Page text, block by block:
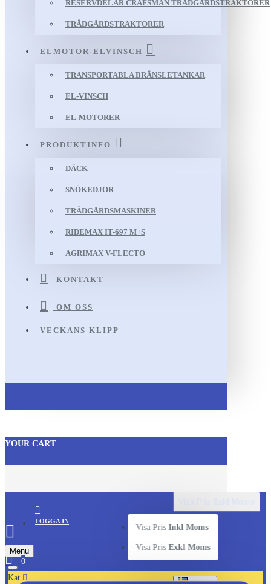
RESERVDELAR CRAFSMAN TRÄDGÅRDSTRAKTORER
TRÄDGÅRDSTRAKTORER
ELMOTOR-ELVINSCH
TRANSPORTABLA BRÄNSLETANKAR
EL-VINSCH
EL-MOTORER
PRODUKTINFO
DÄCK
SNÖKEDJOR
TRÄDGÅRDSMASKINER
RIDEMAX IT-697 M+S
AGRIMAX V-FLECTO
KONTAKT
OM OSS
VECKANS KLIPP
YOUR CART
LOGGA IN
Visa Pris Inkl Moms
Visa PrisExkl Moms
Menu
0
Kat.